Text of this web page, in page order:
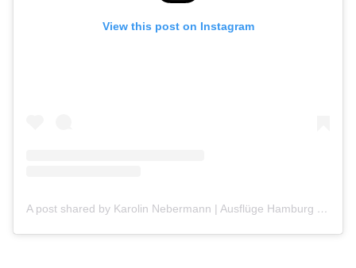
View this post on Instagram
A post shared by Karolin Nebermann | Ausflüge Hamburg & Umgebung (@hamburgerkinderunterwegs)